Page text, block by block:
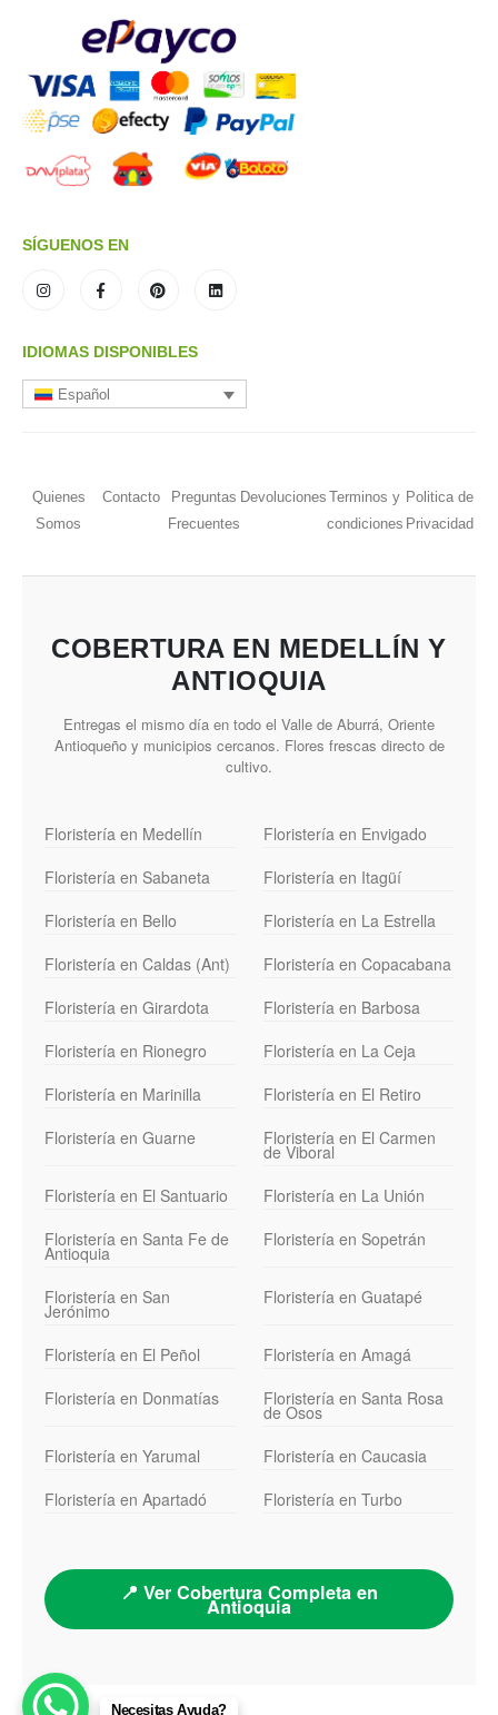
SÍGUENOS EN
IDIOMAS DISPONIBLES
Español
Quienes
Somos
Contacto
Preguntas
Frecuentes
Devoluciones Terminos y
condiciones
Politica de
Privacidad
COBERTURA EN MEDELLÍN Y
ANTIOQUIA
Entregas el mismo día en todo el Valle de Aburrá, Oriente
Antioqueño y municipios cercanos. Flores frescas directo de
cultivo.
Floristería en Medellín
Floristería en Envigado
Floristería en Sabaneta
Floristería en Itagüí
Floristería en Bello
Floristería en La Estrella
Floristería en Caldas (Ant)
Floristería en Copacabana
Floristería en Girardota
Floristería en Barbosa
Floristería en Rionegro
Floristería en La Ceja
Floristería en Marinilla
Floristería en El Retiro
Floristería en Guarne
Floristería en El Carmen
de Viboral
Floristería en El Santuario
Floristería en La Unión
Floristería en Santa Fe de
Antioquia
Floristería en Sopetrán
Floristería en San
Jerónimo
Floristería en Guatapé
Floristería en El Peñol
Floristería en Amagá
Floristería en Donmatías
Floristería en Santa Rosa
de Osos
Floristería en Yarumal
Floristería en Caucasia
Floristería en Apartadó
Floristería en Turbo
📍 Ver Cobertura Completa en
Antioquia
Necesitas Ayuda?